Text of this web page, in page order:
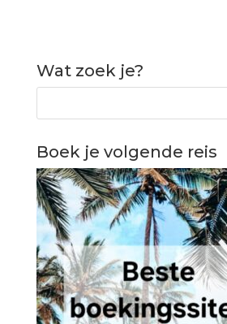
Wat zoek je?
Boek je volgende reis